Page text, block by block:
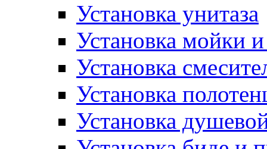
Установка унитаза
Установка мойки
Установка
Установка
Установка